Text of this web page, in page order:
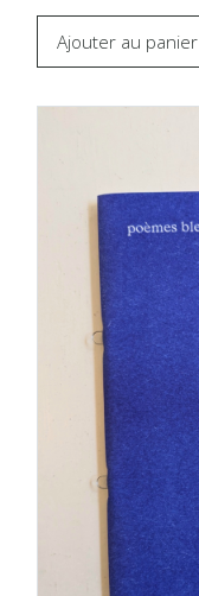
Ajouter au panier